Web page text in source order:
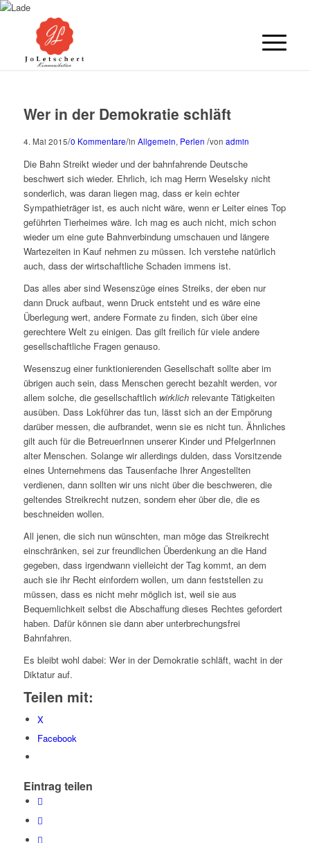
Wer in der Demokratie schläft
4. Mai 2015/0 Kommentare/in Allgemein, Perlen /von admin
Die Bahn Streikt wieder und der bahnfahrende Deutsche
beschwert sich wieder. Ehrlich, ich mag Herrn Weselsky nicht
sonderlich, was daran liegen mag, dass er kein echter
Sympathieträger ist, es auch nicht wäre, wenn er Leiter eines Top
geführten Tierheimes wäre. Ich mag es auch nicht, mich schon
wieder um eine gute Bahnverbindung umschauen und längere
Wartezeiten in Kauf nehmen zu müssen. Ich verstehe natürlich
auch, dass der wirtschaftliche Schaden immens ist.
Das alles aber sind Wesenszüge eines Streiks, der eben nur
dann Druck aufbaut, wenn Druck entsteht und es wäre eine
Überlegung wert, andere Formate zu finden, sich über eine
gerechtere Welt zu einigen. Das gilt freilich für viele andere
gesellschaftliche Fragen genauso.
Wesenszug einer funktionierenden Gesellschaft sollte aber im
übrigen auch sein, dass Menschen gerecht bezahlt werden, vor
allem solche, die gesellschaftlich wirklichrelevante Tätigkeiten
ausüben. Dass Lokführer das tun, lässt sich an der Empörung
darüber messen, die aufbrandet, wenn sie es nicht tun. Ähnliches
gilt auch für die BetreuerInnen unserer Kinder und PfelgerInnen
alter Menschen. Solange wir allerdings dulden, dass Vorsitzende
eines Unternehmens das Tausenfache Ihrer Angestellten
verdienen, dann sollten wir uns nicht über die beschweren, die
geltendes Streikrecht nutzen, sondern eher über die, die es
beschneiden wollen.
All jenen, die sich nun wünschten, man möge das Streikrecht
einschränken, sei zur freundlichen Überdenkung an die Hand
gegeben, dass irgendwann vielleicht der Tag kommt, an dem
auch sie ihr Recht einfordern wollen, um dann feststellen zu
müssen, dass es nicht mehr möglich ist, weil sie aus
Bequemlichkeit selbst die Abschaffung dieses Rechtes gefordert
haben. Dafür können sie dann aber unterbrechungsfrei
Bahnfahren.
Es bleibt wohl dabei: Wer in der Demokratie schläft, wacht in der
Diktatur auf.
Teilen mit:
X
Facebook
Eintrag teilen